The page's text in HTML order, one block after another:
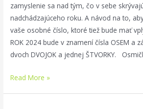
zamyslenie sa nad tým, čo v sebe
nadchádzajúceho roku. A návod na to,
vaše osobné číslo, ktoré tiež bude mať
ROK 2024 bude v znamení čísla OSEM a
dvoch DVOJOK a jednej ŠTVORKY.
Nech
Read More »